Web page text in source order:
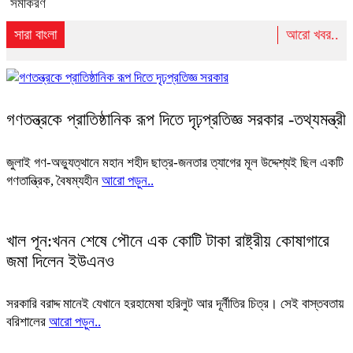
সমীকরণ
সারা বাংলা আরো খবর..
গণতন্ত্রকে প্রাতিষ্ঠানিক রূপ দিতে দৃঢ়প্রতিজ্ঞ সরকার -তথ্যমন্ত্রী
জুলাই গণ-অভ্যুত্থানে মহান শহীদ ছাত্র-জনতার ত্যাগের মূল উদ্দেশ্যই ছিল একটি
গণতান্ত্রিক, বৈষম্যহীন আরো পড়ুন..
খাল পূন:খনন শেষে পৌনে এক কোটি টাকা রাষ্ট্রীয় কোষাগারে
জমা দিলেন ইউএনও
সরকারি বরাদ্দ মানেই যেখানে হরহামেষা হরিলুট আর দূর্নীতির চিত্র। সেই বাস্তবতায়
বরিশালের আরো পড়ুন..